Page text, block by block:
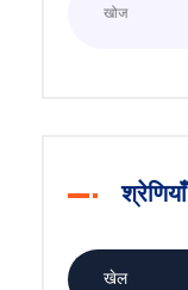
श्रेणियाँ
खेल